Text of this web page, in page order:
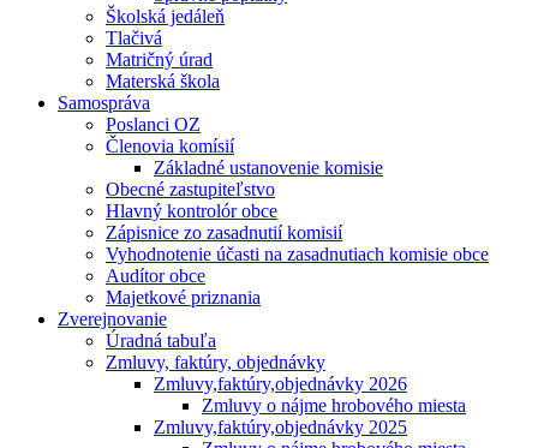
Školská jedáleň
Tlačivá
Matričný úrad
Materská škola
Samospráva
Poslanci OZ
Členovia komísií
Základné ustanovenie komisie
Obecné zastupiteľstvo
Hlavný kontrolór obce
Zápisnice zo zasadnutií komisií
Vyhodnotenie účasti na zasadnutiach komisie obce
Audítor obce
Majetkové priznania
Zverejnovanie
Úradná tabuľa
Zmluvy, faktúry, objednávky
Zmluvy,faktúry,objednávky 2026
Zmluvy o nájme hrobového miesta
Zmluvy,faktúry,objednávky 2025